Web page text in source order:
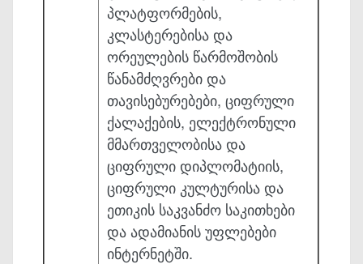
პლატფორმების,
კლასტერებისა და
ორეულების წარმოშობის
წანამძღვრები და
თავისებურებები, ციფრული
ქალაქების, ელექტრონული
მმართველობისა და
ციფრული დიპლომატიის,
ციფრული კულტურისა და
ეთიკის საკვანძო საკითხები
და ადამიანის უფლებები
ინტერნეტში.